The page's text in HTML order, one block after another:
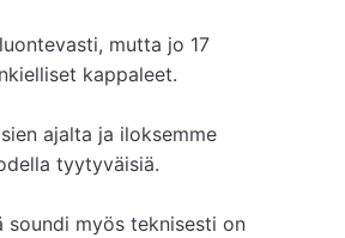
mutta jo 17
kappaleet.
ajalta ja iloksemme
tyytyväisiä.
soundi myös teknisesti on